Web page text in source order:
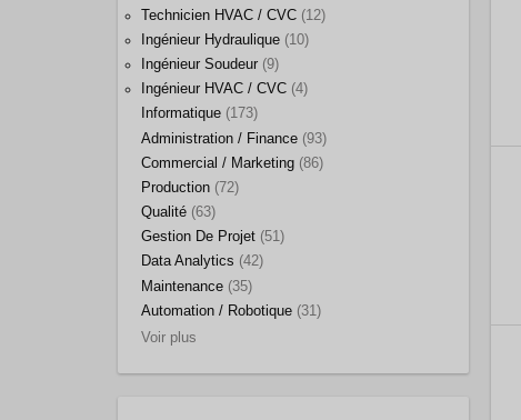
Technicien HVAC / CVC (12)
Ingénieur Hydraulique (10)
Ingénieur Soudeur (9)
Ingénieur HVAC / CVC (4)
Informatique (173)
Administration / Finance (93)
Commercial / Marketing (86)
Production (72)
Qualité (63)
Gestion De Projet (51)
Data Analytics (42)
Maintenance (35)
Automation / Robotique (31)
Voir plus